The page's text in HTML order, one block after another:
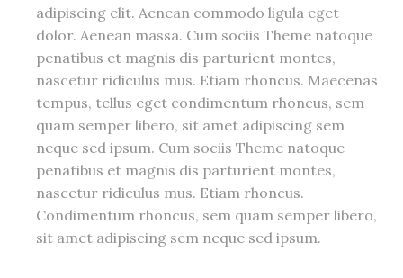
adipiscing elit. Aenean commodo ligula eget
dolor. Aenean massa. Cum sociis Theme natoque
penatibus et magnis dis parturient montes,
nascetur ridiculus mus. Etiam rhoncus. Maecenas
tempus, tellus eget condimentum rhoncus, sem
quam semper libero, sit amet adipiscing sem
neque sed ipsum. Cum sociis Theme natoque
penatibus et magnis dis parturient montes,
nascetur ridiculus mus. Etiam rhoncus.
Condimentum rhoncus, sem quam semper libero,
sit amet adipiscing sem neque sed ipsum.